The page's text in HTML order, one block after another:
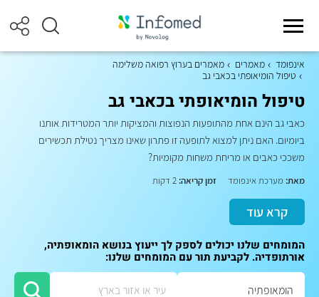
אינפומד מאמרים
מאמרים בערוץ רפואה משלימה
טיפול הומיאופתי בכאבי גב
טיפול הומיאופתי בכאבי גב
כאבי גב הינם אחת מהתופעות הנפוצות והמציקות יותר המטרידות אותנו
ביומיום. האם ניתן למצוא לתופעה זו פתרון שאינו מצריך נטילת תכשירים
משככי כאבים או מריחת משחות מקומיות?
מאת: מערכת אינפומד זמן קריאה:
קרא עוד
המומחים שלנו יכולים לספק לך ייעוץ בנושא הומאופתיה,
אורתופדיה. לקביעת תור עם המומחים שלנו: